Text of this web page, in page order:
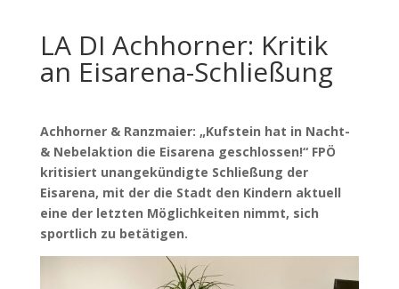
LA DI Achhorner: Kritik
an Eisarena-Schließung
Achhorner & Ranzmaier: „Kufstein hat in Nacht-
& Nebelaktion die Eisarena geschlossen!“ FPÖ
kritisiert unangekündigte Schließung der
Eisarena, mit der die Stadt den Kindern aktuell
eine der letzten Möglichkeiten nimmt, sich
sportlich zu betätigen.